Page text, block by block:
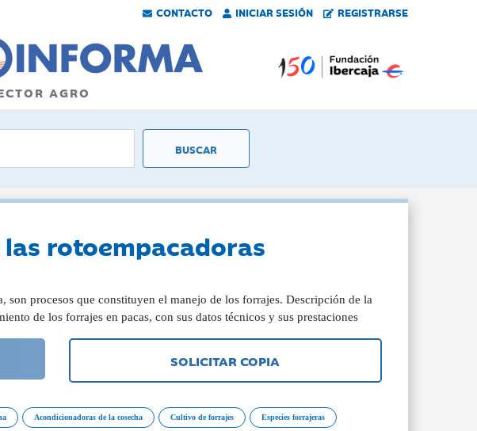
CONTACTO INICIAR SESIÓN REGISTRARSE
AGRO
rotoempacadoras
son procesos que constituyen el manejo de los forrajes. Descripción de la
de los forrajes en pacas, con sus datos técnicos y sus prestaciones
SOLICITAR COPIA
Acondicionadoras de la cosecha Cultivo de forrajes Especies forrajeras